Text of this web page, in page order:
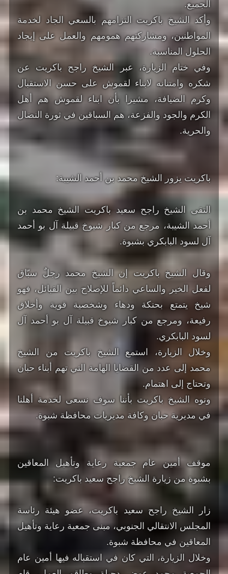
الجميع.
وأكد الشيخ باكريت التزامهم بالسعي الجاد لخدمة
المواطنين، ومشاركتهم همومهم والعمل على إيجاد
الحلول المناسبة.
وفي ختام الزيارة، عبر الشيخ راجح باكريت عن
شكره وامتنانه لابناء لقموش على حسن الاستقبال
وكرم الضيافة، مشيرا بأن ابناء لقموش هم أهل
الكرم والجود والفزعة، هم السباقين في ثورة النضال
والحرية.
باكريت يزور الشيخ محمد بن أحمد الشيبة:
التقى الشيخ راجح سعيد باكريت الشيخ محمد بن
أحمد الشيبة، مرجع من كبار شيوخ قبيلة آل بو أحمد
آل لسود البابكري بشبوة.
وقال الشيخ باكريت إن الشيخ محمد رجلٌ سبّاق
لفعل الخير والساعي دائماً للإصلاح بين القبائل، فهو
شيخ يتمتع بحنكة ودهاء وشخصية قوية وأخلاق
رفيعة، ومرجع من كبار شيوخ قبيلة آل بو أحمد آل
لسود البابكري.
وخلال الزيارة، استمع الشيخ باكريت من الشيخ
محمد إلى عدد من القضايا الهامة التي تهم أبناء حبان
وتحتاج إلى اهتمام.
ونوه الشيخ باكريت بأننا سوف نسعى لخدمة أهلنا
في مديرية حبان وكافة مديريات محافظة شبوة.
موقف أمين عام جمعية رعاية وتأهيل المعاقين
بشبوة من زيارة الشيخ راجح سعيد باكريت:
زار الشيخ راجح سعيد باكريت، عضو هيئة رئاسة
المجلس الانتقالي الجنوبي، مبنى جمعية رعاية وتأهيل
المعاقين في محافظة شبوة.
وخلال الزيارة، التي كان في استقباله فيها أمين عام